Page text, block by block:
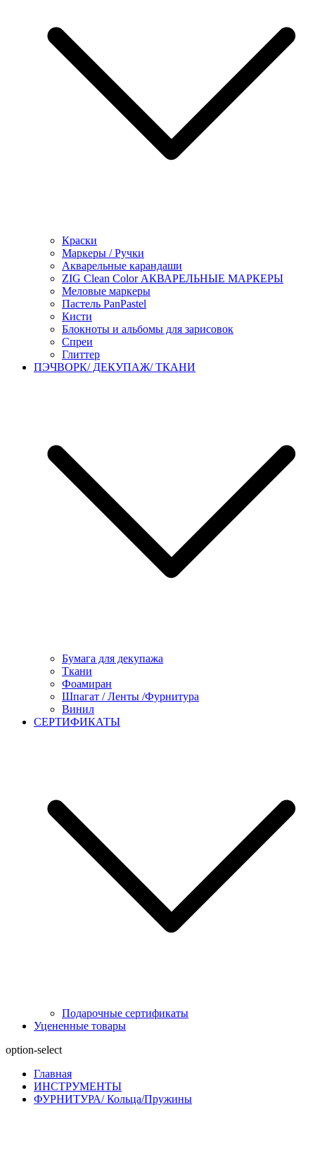
Краски
Маркеры / Ручки
Акварельные карандаши
ZIG Clean Color АКВАРЕЛЬНЫЕ МАРКЕРЫ
Меловые маркеры
Пастель PanPastel
Кисти
Блокноты и альбомы для зарисовок
Спреи
Глиттер
ПЭЧВОРК/ ДЕКУПАЖ/ ТКАНИ
Бумага для декупажа
Ткани
Фоамиран
Шпагат / Ленты /Фурнитура
Винил
СЕРТИФИКАТЫ
Подарочные сертификаты
Уцененные товары
option-select
Главная
ИНСТРУМЕНТЫ
ФУРНИТУРА/ Кольца/Пружины